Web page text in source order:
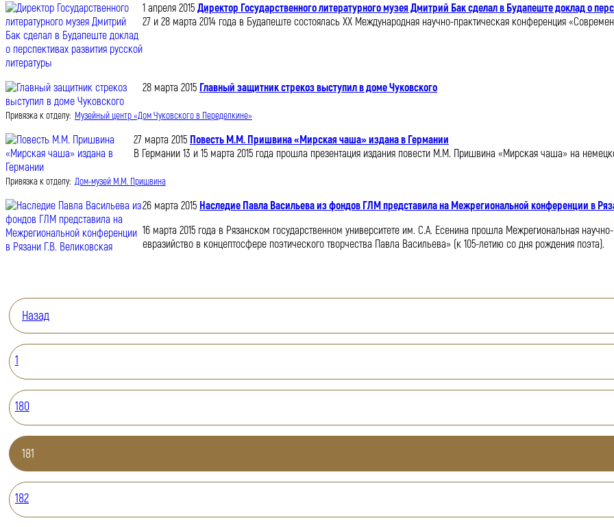
1 апреля 2015 Директор Государственного литературного музея Дмитрий Бак сделал в Будапеште доклад о
27 и 28 марта 2014 года в Будапеште состоялась XX Международная научно-практическая конференция
28 марта 2015 Главный защитник стрекоз выступил в доме Чуковского
Привязка к отделу: Музейный центр «Дом Чуковского в Переделкине»
27 марта 2015 Повесть М.М. Пришвина «Мирская чаша» издана в Германии
В Германии 13 и 15 марта 2015 года прошла презентация издания повести М.М. Пришвина «Мирская чаша» на
Привязка к отделу: Дом-музей М.М. Пришвина
26 марта 2015 Наследие Павла Васильева из фондов ГЛМ представила на Межрегиональной конференции в
16 марта 2015 года в Рязанском государственном университете им. С.А. Есенина прошла Межрегиональная
евразийство в концептосфере поэтического творчества Павла Васильева» (к 105-летию со дня рождения поэта).
Назад
1
180
181
182